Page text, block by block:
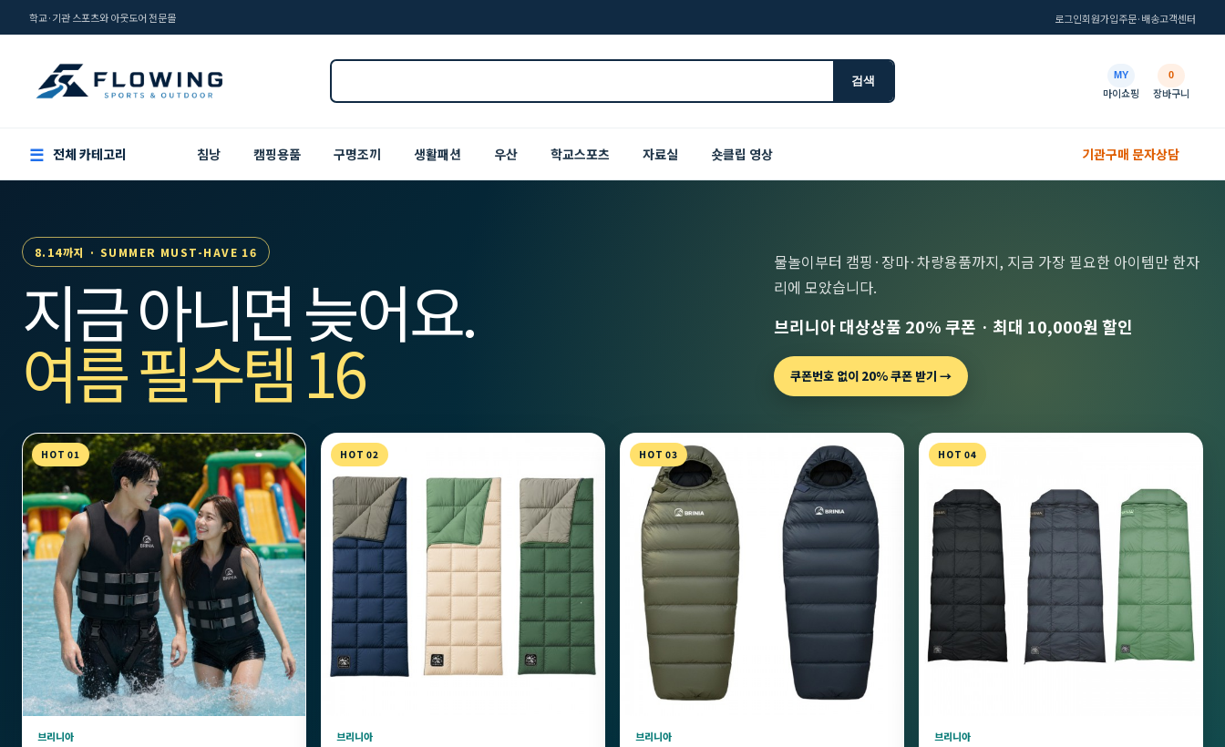
학교·기관 스포츠와 아웃도어 전문몰 로그인회원가입주문·배송고객센터
검색 MY
마이쇼핑
0
장바구니
☰ 전체 카테고리 침낭 캠핑용품 구명조끼 생활패션 우산 학교스포츠 자료실 숏클립 영상 기관구매 문자상담
8.14까지 · SUMMER MUST-HAVE 16
지금 아니면 늦어요.
여름 필수템 16
물놀이부터 캠핑·장마·차량용품까지, 지금 가장 필요한 아이템만 한자
리에 모았습니다.
브리니아 대상상품 20% 쿠폰 · 최대 10,000원 할인
쿠폰번호 없이 20% 쿠폰 받기 →
HOT 01
브리니아
HOT 02
브리니아
HOT 03
브리니아
HOT 04
브리니아